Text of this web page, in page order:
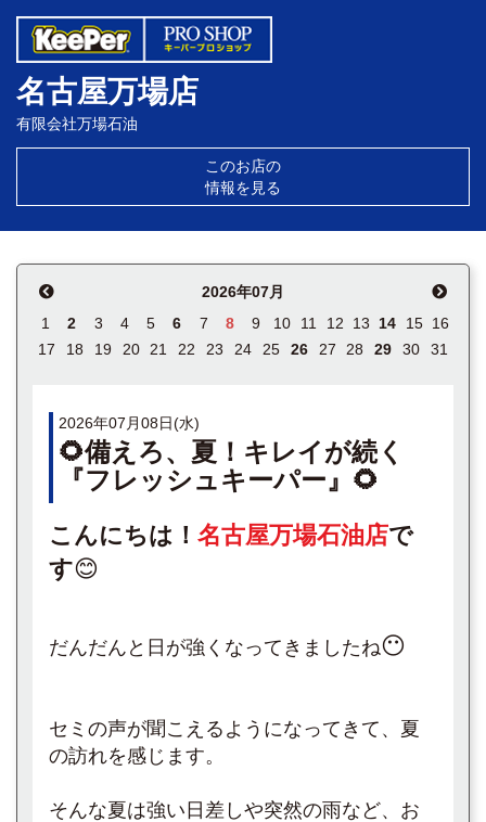
名古屋万場店
有限会社万場石油
このお店の
情報を見る
2026年07月
1
2 3 4 5 6 7 8 9 10 11 12 13 14 15 16
17
18 19 20 21 22 23 24 25 26 27 28 29 30 31
2026年07月08日(水)
🌻備えろ、夏！キレイが続く
『フレッシュキーパー』🌻
こんにちは！ 名古屋万場石油店で
す😊
だんだんと日が強くなってきましたね😶
セミの声が聞こえるようになってきて、夏
の訪れを感じます。
そんな夏は強い日差しや突然の雨など、お